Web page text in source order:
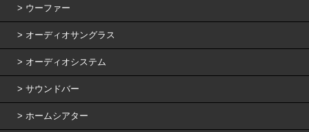
ウーファー
オーディオサングラス
オーディオシステム
サウンドバー
ホームシアター